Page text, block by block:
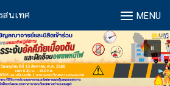
สนเทศ MENU